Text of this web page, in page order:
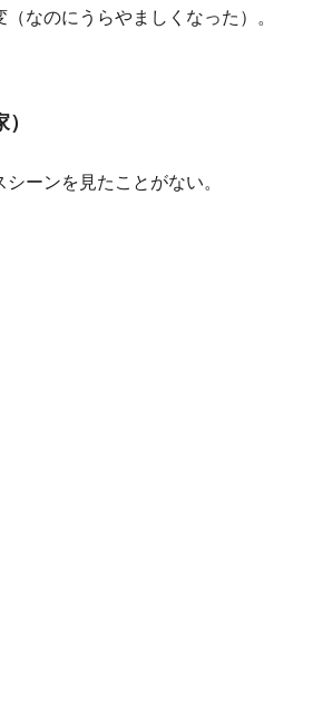
なのにうらやましくなった）。
ーンを見たことがない。